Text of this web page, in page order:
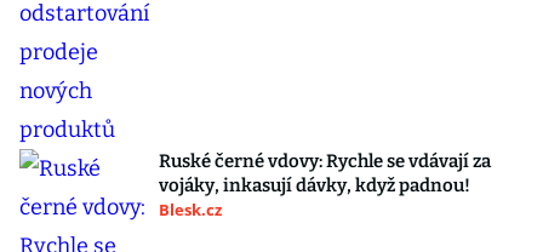
Ruské černé vdovy: Rychle se vdávají za
vojáky, inkasují dávky, když padnou!
Blesk.cz